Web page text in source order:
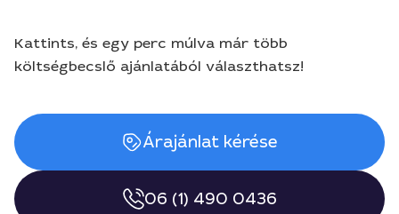
Kattints, és egy perc múlva már több
költségbecslő ajánlatából választhatsz!
Árajánlat kérése
06 (1) 490 0436